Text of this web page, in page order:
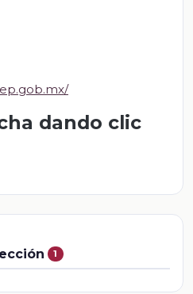
dando clic
1